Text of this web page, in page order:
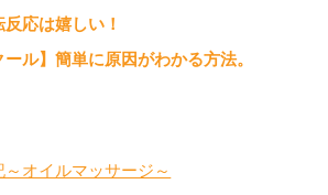
反応は嬉しい！
ール】簡単に原因がわかる方法。
オイルマッサージ～